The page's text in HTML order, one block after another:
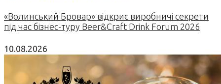
«Волинський Бровар» відкриє виробничі секрети
під час бізнес-туру Beer&Craft Drink Forum 2026
10.08.2026